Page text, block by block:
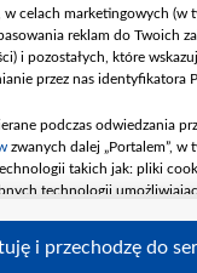
O nas
Kontakt
Informacje o nadawcy
Serwisy partnerskie
belsat.eu
slava.tv
tvpworld.com
vot-tak.tv
, w celach marketingowych (w
reklam do Twoich
i pozostałych, które
przez nas identyfikatora
podczas odwiedzania
zwanych dalej „Portalem”, w
takich jak: pliki
technologii
i przechodzę do